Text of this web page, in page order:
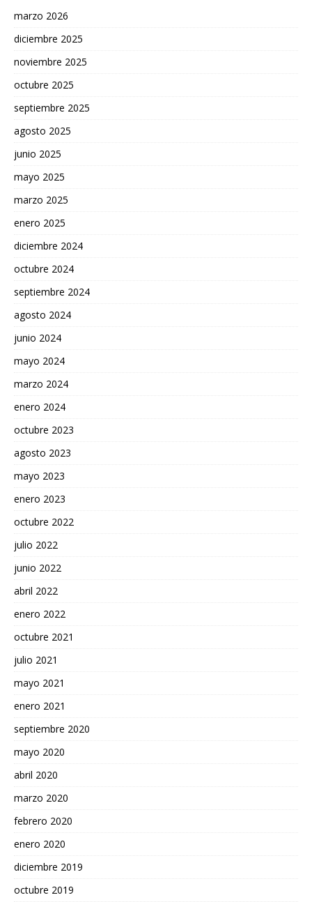
marzo 2026
diciembre 2025
noviembre 2025
octubre 2025
septiembre 2025
agosto 2025
junio 2025
mayo 2025
marzo 2025
enero 2025
diciembre 2024
octubre 2024
septiembre 2024
agosto 2024
junio 2024
mayo 2024
marzo 2024
enero 2024
octubre 2023
agosto 2023
mayo 2023
enero 2023
octubre 2022
julio 2022
junio 2022
abril 2022
enero 2022
octubre 2021
julio 2021
mayo 2021
enero 2021
septiembre 2020
mayo 2020
abril 2020
marzo 2020
febrero 2020
enero 2020
diciembre 2019
octubre 2019